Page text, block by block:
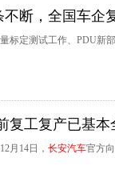
断，全国车企
标定测试工作、PDU新
复工复产已基
月14日， 长安汽车官方